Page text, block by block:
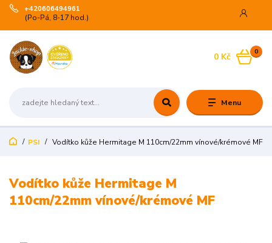
Menu
+420606494961
(Po-Pá, 8-17 hod.)
0
0 Kč
PSI Vodítko kůže Hermitage M 110cm/22mm vínové/krémové MF
Vodítko kůže Hermitage M
110cm/22mm vínové/krémové MF